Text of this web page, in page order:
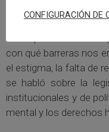
También se resaltó la
de las personas con
con qué barreras nos
el estigma, la falta de
se habló sobre la
institucionales y de
mental y los derechos
CONFIGURACIÓN DE